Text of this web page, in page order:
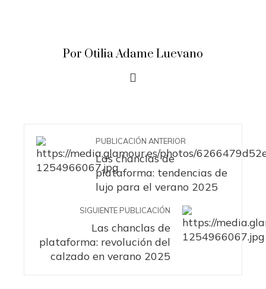
Por Otilia Adame Luevano
PUBLICACIÓN ANTERIOR
Las chanclas de
plataforma: tendencias de
lujo para el verano 2025
SIGUIENTE PUBLICACIÓN
Las chanclas de
plataforma: revolución del
calzado en verano 2025